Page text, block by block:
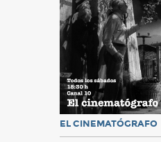
EL CINEMATÓGRAFO